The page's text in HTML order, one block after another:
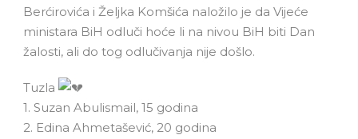
Berćirovića i Željka Komšića naložilo je da Vijeće
ministara BiH odluči hoće li na nivou BiH biti Dan
žalosti, ali do tog odlučivanja nije došlo.
Tuzla
1. Suzan Abulismail, 15 godina
2. Edina Ahmetašević, 20 godina